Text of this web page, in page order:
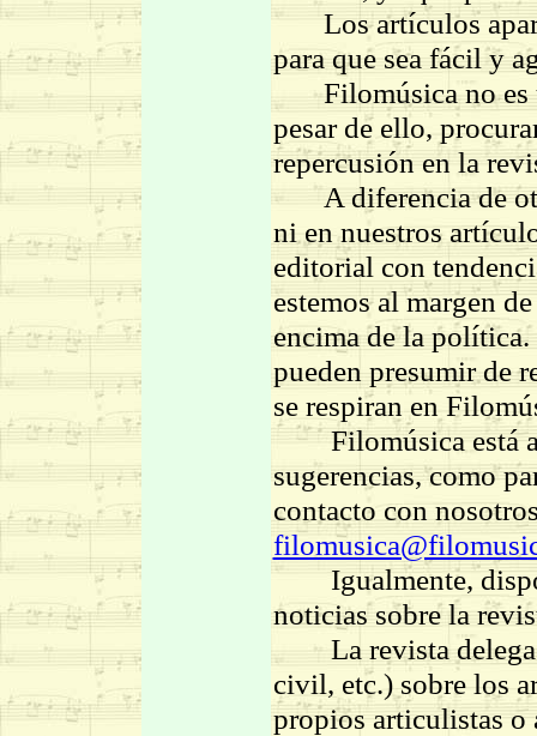
Los artículos
para que sea fácil y
Filomúsica no es
pesar de ello,
repercusión en la
A diferencia de
ni en nuestros
editorial con
estemos al margen
encima de la
pueden presumir de
se respiran en
Filomúsica está
sugerencias, como
contacto con
Igualmente,
noticias sobre la
La revista delega
civil, etc.) sobre los
propios articulistas o